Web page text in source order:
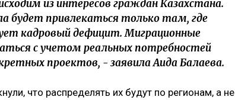
из интересов граждан Казахстана.
будет привлекаться только там, где
кадровый дефицит. Миграционные
с учетом реальных потребностей
проектов, - заявила Аида Балаева.
что распределять их будут по регионам, а не